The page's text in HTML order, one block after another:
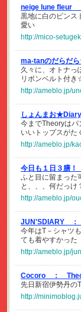
neige lune fleur
黒地に白のピンス
愛い
http://mico-
ma-tanのだらだ
久々に、オトナっ
リボンベルト付
http://ameblo.jp/
しょんまお
今までTheoryはパ
いいトップスがた
http://ameblo.jp/
今日も１日３膳
ふと目に留まった
と、、、何だっ
http://ameblo.jp/
JUN'SDIARY ：
今年はT－シャツ
ても着やすかった
http://ameblo.jp/
Cocoro ：
先日新宿伊勢丹の
http://